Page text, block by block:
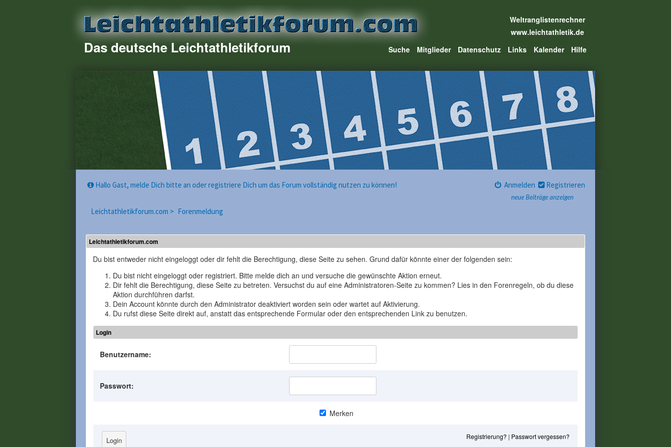
Das deutsche Leichtathletikforum
Weltranglistenrechner
www.leichtathletik.de
Suche
Mitglieder Datenschutz Links Kalender Hilfe
neue Beiträge anzeigen
Hallo Gast, melde Dich bitte an oder registriere Dich um das Forum vollständig nutzen zu können! Anmelden Registrieren
Leichtathletikforum.com > Forenmeldung
Leichtathletikforum.com
Du bist entweder nicht eingeloggt oder dir fehlt die Berechtigung, diese Seite zu sehen. Grund dafür könnte einer der folgenden sein:
Du bist nicht eingeloggt oder registriert. Bitte melde dich an und versuche die gewünschte Aktion erneut.
Dir fehlt die Berechtigung, diese Seite zu betreten. Versuchst du auf eine Administratoren-Seite zu kommen? Lies in den Forenregeln, ob du diese
Aktion durchführen darfst.
Dein Account könnte durch den Administrator deaktiviert worden sein oder wartet auf Aktivierung.
Du rufst diese Seite direkt auf, anstatt das entsprechende Formular oder den entsprechenden Link zu benutzen.
Login
Benutzername:
Passwort:
Merken
Registrierung? | Passwort vergessen?